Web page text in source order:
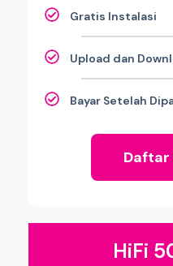
Gratis Instalasi
Upload dan
Bayar Setelah
Daftar
HiFi